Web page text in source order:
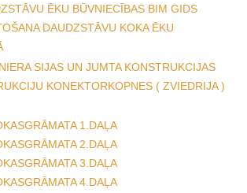
ĒKU BŪVNIECĪBAS BIM GIDS
DAUDZSTĀVU KOKA ĒKU
SIJAS UN JUMTA KONSTRUKCIJAS
KONEKTORKOPNES ( ZVIEDRIJA )
1.DAĻA
2.DAĻA
3.DAĻA
4.DAĻA